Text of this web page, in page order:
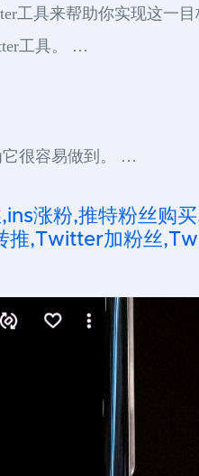
工具来帮助你实现这一
工具。 …
它很容易做到。 …
涨粉,推特粉丝
,Twitter加粉丝